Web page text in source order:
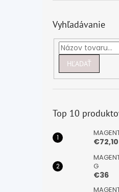
Vyhľadávanie
HĽADAŤ
Top 10
€72,10
G
€36